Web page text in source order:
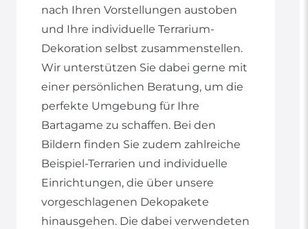
nach Ihren Vorstellungen austoben
und Ihre individuelle Terrarium-
Dekoration selbst zusammenstellen.
Wir unterstützen Sie dabei gerne mit
einer persönlichen Beratung, um die
perfekte Umgebung für Ihre
Bartagame zu schaffen. Bei den
Bildern finden Sie zudem zahlreiche
Beispiel-Terrarien und individuelle
Einrichtungen, die über unsere
vorgeschlagenen Dekopakete
hinausgehen. Die dabei verwendeten